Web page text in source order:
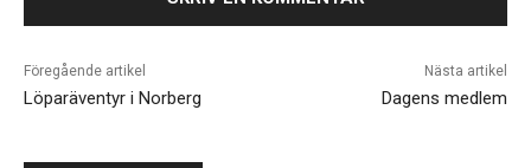
Föregående artikel
Löparäventyr i Norberg
Nästa artikel
Dagens medlem